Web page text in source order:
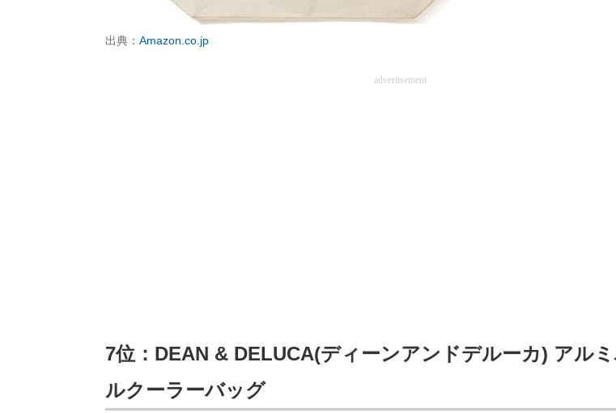
出典： Amazon.co.jp
advertisement
7位：DEAN & DELUCA(ディーンアンドデルーカ) アル
ルクーラーバッグ